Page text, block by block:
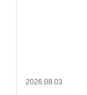
2026.08.03